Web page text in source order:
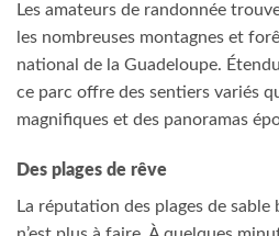
Les amateurs de randonnée
les nombreuses montagnes et
national de la Guadeloupe.
ce parc offre des sentiers variés
magnifiques et des panoramas
Des plages de rêve
La réputation des plages de